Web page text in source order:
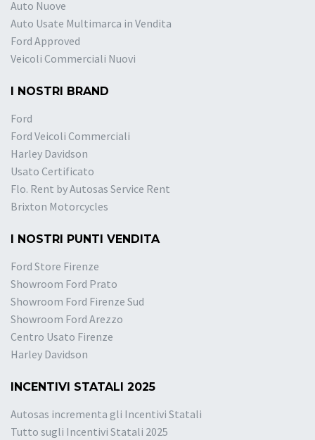
Auto Nuove
Auto Usate Multimarca in Vendita
Ford Approved
Veicoli Commerciali Nuovi
I NOSTRI BRAND
Ford
Ford Veicoli Commerciali
Harley Davidson
Usato Certificato
Flo. Rent by Autosas Service Rent
Brixton Motorcycles
I NOSTRI PUNTI VENDITA
Ford Store Firenze
Showroom Ford Prato
Showroom Ford Firenze Sud
Showroom Ford Arezzo
Centro Usato Firenze
Harley Davidson
INCENTIVI STATALI 2025
Autosas incrementa gli Incentivi Statali
Tutto sugli Incentivi Statali 2025